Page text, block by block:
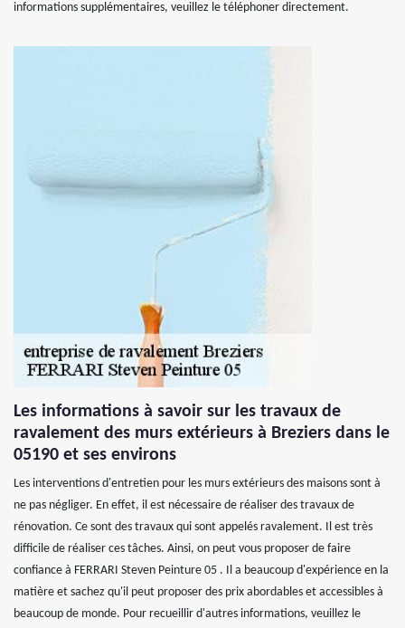
informations supplémentaires, veuillez le téléphoner directement.
Les informations à savoir sur les travaux de
ravalement des murs extérieurs à Breziers dans le
05190 et ses environs
Les interventions d'entretien pour les murs extérieurs des maisons sont à
ne pas négliger. En effet, il est nécessaire de réaliser des travaux de
rénovation. Ce sont des travaux qui sont appelés ravalement. Il est très
difficile de réaliser ces tâches. Ainsi, on peut vous proposer de faire
confiance à FERRARI Steven Peinture 05 . Il a beaucoup d'expérience en la
matière et sachez qu'il peut proposer des prix abordables et accessibles à
beaucoup de monde. Pour recueillir d'autres informations, veuillez le